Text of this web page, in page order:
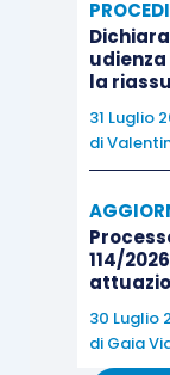
la
31 Luglio
di
114/
30 Luglio
di Gaia